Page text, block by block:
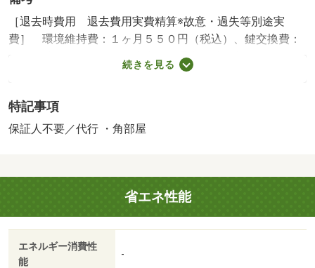
［退去時費用 退去費用実費精算※故意・過失等別途実
費］ 環境維持費：１ヶ月５５０円（税込）、鍵交換費：
ご契約時１６５００円（税込）、退去時清掃費：５２２５
０円（税込）、インターネット利用料：有料、更新手数
特記事項備考】ペット不可・ルームシェア不可/賃貸戸
数:30戸
続きを見る
特記事項
保証人不要／代行 ・角部屋
省エネ性能
エネルギー消費性
能
-